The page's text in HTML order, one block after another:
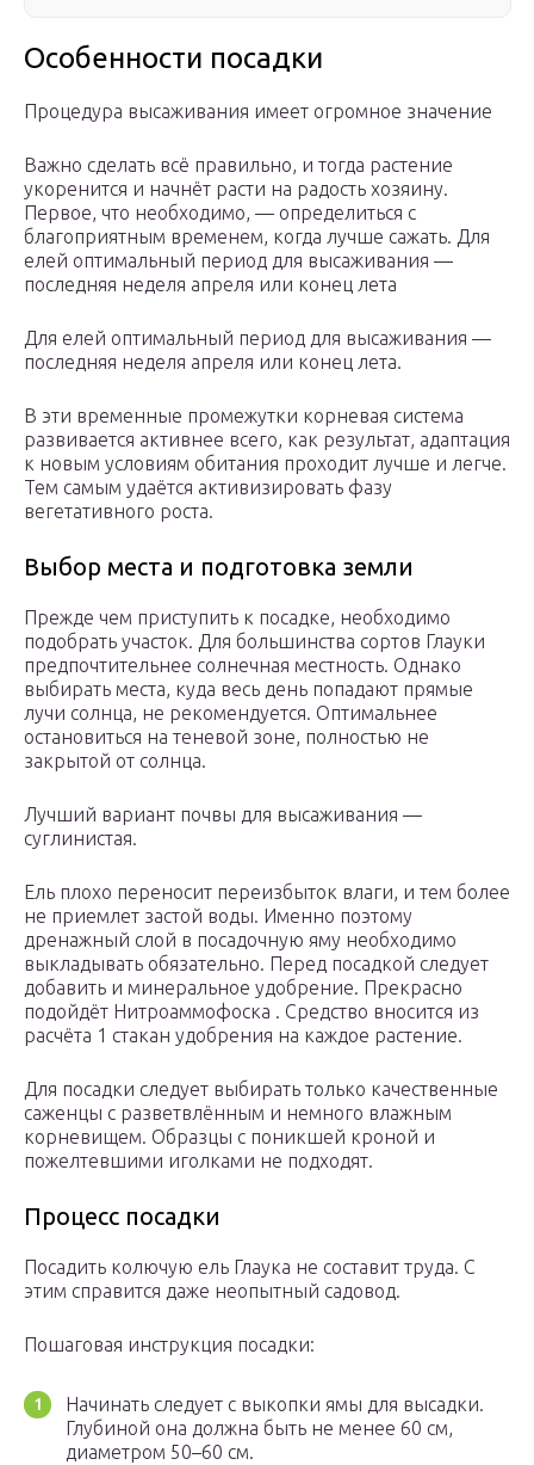
Особенности посадки
Процедура высаживания имеет огромное значение
Важно сделать всё правильно, и тогда растение
укоренится и начнёт расти на радость хозяину.
Первое, что необходимо, — определиться с
благоприятным временем, когда лучше сажать. Для
елей оптимальный период для высаживания —
последняя неделя апреля или конец лета
Для елей оптимальный период для высаживания —
последняя неделя апреля или конец лета.
В эти временные промежутки корневая система
развивается активнее всего, как результат, адаптация
к новым условиям обитания проходит лучше и легче.
Тем самым удаётся активизировать фазу
вегетативного роста.
Выбор места и подготовка земли
Прежде чем приступить к посадке, необходимо
подобрать участок. Для большинства сортов Глауки
предпочтительнее солнечная местность. Однако
выбирать места, куда весь день попадают прямые
лучи солнца, не рекомендуется. Оптимальнее
остановиться на теневой зоне, полностью не
закрытой от солнца.
Лучший вариант почвы для высаживания —
суглинистая.
Ель плохо переносит переизбыток влаги, и тем более
не приемлет застой воды. Именно поэтому
дренажный слой в посадочную яму необходимо
выкладывать обязательно. Перед посадкой следует
добавить и минеральное удобрение. Прекрасно
подойдёт Нитроаммофоска . Средство вносится из
расчёта 1 стакан удобрения на каждое растение.
Для посадки следует выбирать только качественные
саженцы с разветвлённым и немного влажным
корневищем. Образцы с поникшей кроной и
пожелтевшими иголками не подходят.
Процесс посадки
Посадить колючую ель Глаука не составит труда. С
этим справится даже неопытный садовод.
Пошаговая инструкция посадки:
Начинать следует с выкопки ямы для высадки.
Глубиной она должна быть не менее 60 см,
диаметром 50–60 см.